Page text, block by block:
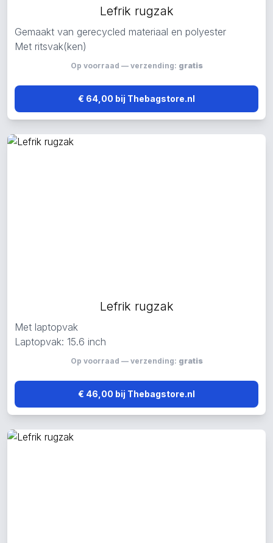
Lefrik rugzak
Gemaakt van gerecycled materiaal en polyester
Met ritsvak(ken)
Op voorraad — verzending: gratis
€ 64,00 bij Thebagstore.nl
Lefrik rugzak
Met laptopvak
Laptopvak: 15.6 inch
Op voorraad — verzending: gratis
€ 46,00 bij Thebagstore.nl